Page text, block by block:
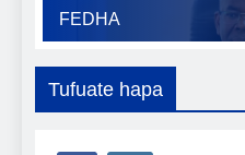
FEDHA
Tufuate hapa